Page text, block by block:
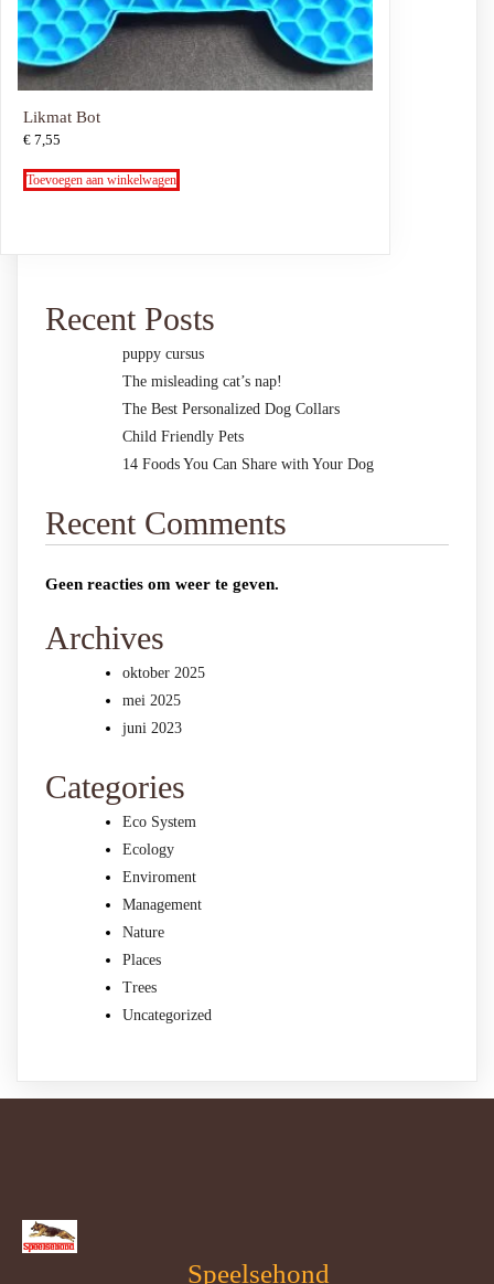
Likmat Bot
€ 7,55
Toevoegen aan winkelwagen
Recent Posts
puppy cursus
The misleading cat’s nap!
The Best Personalized Dog Collars
Child Friendly Pets
14 Foods You Can Share with Your Dog
Recent Comments
Geen reacties om weer te geven.
Archives
oktober 2025
mei 2025
juni 2023
Categories
Eco System
Ecology
Enviroment
Management
Nature
Places
Trees
Uncategorized
Speelsehond